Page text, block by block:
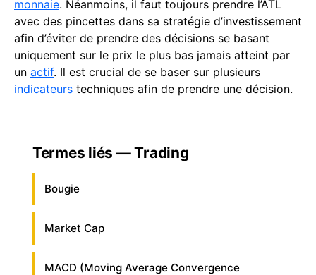
monnaie. Néanmoins, il faut toujours prendre l’ATL
avec des pincettes dans sa stratégie d’investissement
afin d’éviter de prendre des décisions se basant
uniquement sur le prix le plus bas jamais atteint par
un actif. Il est crucial de se baser sur plusieurs
indicateurs techniques afin de prendre une décision.
Termes liés — Trading
Bougie
Market Cap
MACD (Moving Average Convergence